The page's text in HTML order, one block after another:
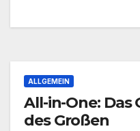
ALLGEMEIN
All-in-One: Das
des Großen